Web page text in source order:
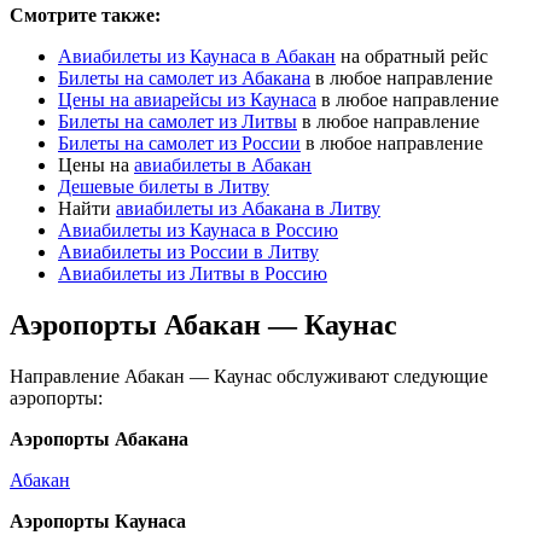
Смотрите также:
Авиабилеты из Каунаса в Абакан на обратный рейс
Билеты на самолет из Абакана в любое направление
Цены на авиарейсы из Каунаса в любое направление
Билеты на самолет из Литвы в любое направление
Билеты на самолет из России в любое направление
Цены на авиабилеты в Абакан
Дешевые билеты в Литву
Найти авиабилеты из Абакана в Литву
Авиабилеты из Каунаса в Россию
Авиабилеты из России в Литву
Авиабилеты из Литвы в Россию
Аэропорты Абакан — Каунас
Направление Абакан — Каунас обслуживают следующие
аэропорты:
Аэропорты Абакана
Абакан
Аэропорты Каунаса